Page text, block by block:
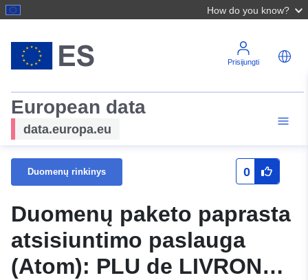
How do you know?
Prisijungti
European data
data.europa.eu
Duomenų rinkinys 0
Duomenų paketo paprasta
atsisiuntimo paslauga
(Atom): PLU de LIVRON